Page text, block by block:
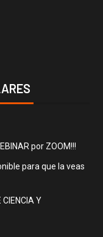
por ZOOM!!!
para que la veas
Y